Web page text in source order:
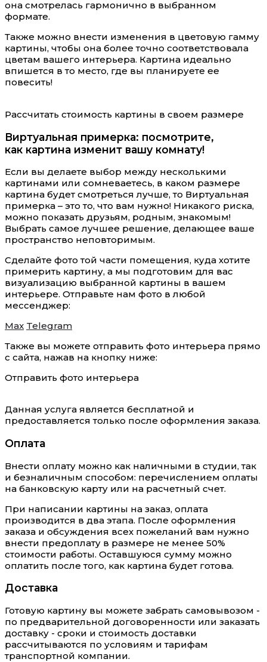
она смотрелась гармонично в выбранном
формате.
Также можно внести изменения в цветовую гамму
картины, чтобы она более точно соответствовала
цветам вашего интерьера. Картина идеально
впишется в то место, где вы планируете ее
повесить!
Рассчитать стоимость картины в своем размере
Виртуальная примерка: посмотрите,
как картина изменит вашу комнату!
Если вы делаете выбор между несколькими
картинами или сомневаетесь, в каком размере
картина будет смотреться лучше, то Виртуальная
примерка – это то, что вам нужно! Никакого риска,
можно показать друзьям, родным, знакомым!
Выбрать самое лучшее решение, делающее ваше
пространство неповторимым.
Сделайте фото той части помещения, куда хотите
примерить картину, а мы подготовим для вас
визуализацию выбранной картины в вашем
интерьере. Отправьте нам фото в любой
мессенджер:
Max Telegram
Также вы можете отправить фото интерьера прямо
с сайта, нажав на кнопку ниже:
Отправить фото интерьера
Данная услуга является бесплатной и
предоставляется только после оформления заказа.
Оплата
Внести оплату можно как наличными в студии, так
и безналичным способом: перечислением оплаты
на банковскую карту или на расчетный счет.
При написании картины на заказ, оплата
производится в два этапа. После оформления
заказа и обсуждения всех пожеланий вам нужно
внести предоплату в размере не менее 50%
стоимости работы. Оставшуюся сумму можно
оплатить после того, как картина будет готова.
Доставка
Готовую картину вы можете забрать самовывозом -
по предварительной договоренности или заказать
доставку - сроки и стоимость доставки
рассчитываются по условиям и тарифам
транспортной компании.